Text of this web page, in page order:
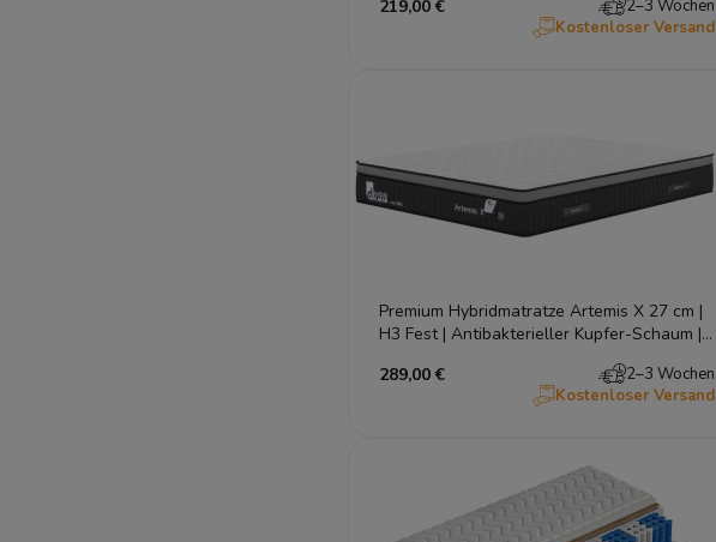
219,00 €
2–3 Wochen
Kostenloser Versand
Premium Hybridmatratze Artemis X 27 cm |
H3 Fest | Antibakterieller Kupfer-Schaum |
289,00 €
2–3 Wochen
Kostenloser Versand